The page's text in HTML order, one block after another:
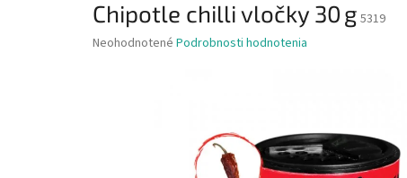
Chipotle chilli vločky 30 g 5319
Priemerné
Neohodnotené Podrobnosti hodnotenia